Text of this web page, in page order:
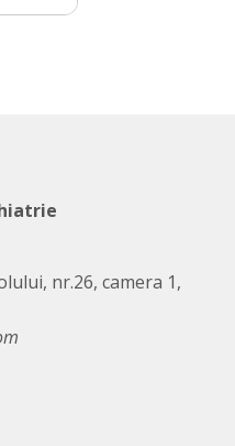
nr.26, camera 1,